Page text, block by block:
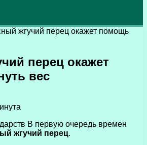
жгучий перец окажет помощь
перец окажет
вес
В первую очередь времен
жгучий перец.